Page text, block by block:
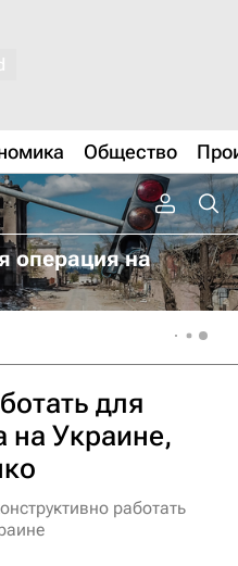
Общество
операция на
для
на Украине,
работать